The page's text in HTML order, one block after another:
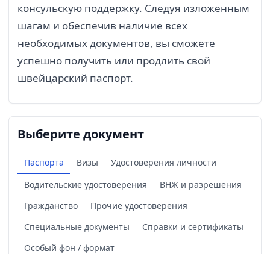
консульскую поддержку. Следуя изложенным
шагам и обеспечив наличие всех
необходимых документов, вы сможете
успешно получить или продлить свой
швейцарский паспорт.
Выберите документ
Паспорта Визы
Удостоверения личности
Водительские удостоверения
ВНЖ и разрешения
Гражданство
Прочие удостоверения
Специальные документы
Справки и сертификаты
Особый фон / формат